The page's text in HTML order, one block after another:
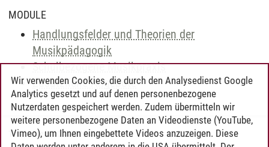
MODULE
Handlungsfelder und Theorien der
Musikpädagogik
Schulbezogene Musikpraxis
Zusätzliche Angebote
Timo Leder/30.06.2024
Wir verwenden Cookies, die durch den Analysedienst Google
Analytics gesetzt und auf denen personenbezogene
Nutzerdaten gespeichert werden. Zudem übermitteln wir
weitere personenbezogene Daten an Videodienste (YouTube,
Vimeo), um Ihnen eingebettete Videos anzuzeigen. Diese